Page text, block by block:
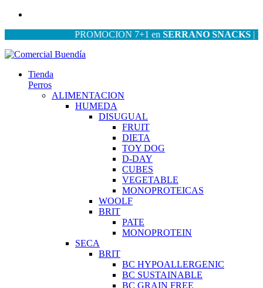
PROMOCION 7+1 enSERRANO SNACKS|
Tienda
Perros
ALIMENTACION
HUMEDA
DISUGUAL
FRUIT
DIETA
TOY DOG
D-DAY
CUBES
VEGETABLE
MONOPROTEICAS
WOOLF
BRIT
PATE
MONOPROTEIN
SECA
BRIT
BC HYPOALLERGENIC
BC SUSTAINABLE
BC GRAIN FREE